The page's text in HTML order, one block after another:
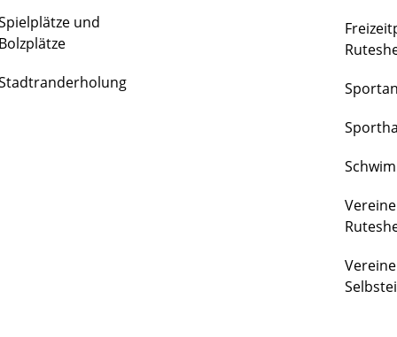
und
Bolzplätze
Vereine